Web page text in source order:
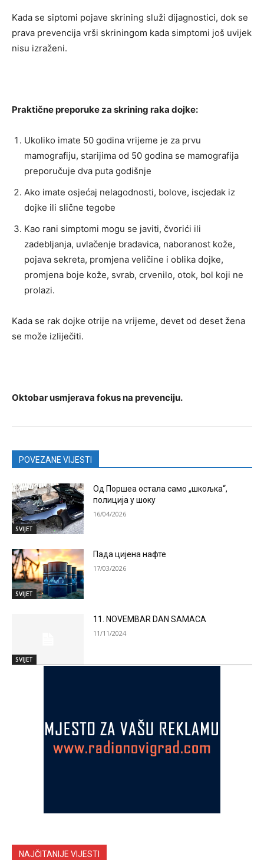
Kada se siptomi pojave skrining služi dijagnostici, dok se
prava prevencija vrši skriningom kada simptomi još uvijek
nisu izraženi.
Praktične preporuke za skrining raka dojke:
Ukoliko imate 50 godina vrijeme je za prvu
mamografiju, starijima od 50 godina se mamografija
preporučuje dva puta godišnje
Ako imate osjećaj nelagodnosti, bolove, iscjedak iz
dojke ili slične tegobe
Kao rani simptomi mogu se javiti, čvorići ili
zadebljanja, uvlačenje bradavica, naboranost kože,
pojava sekreta, promjena veličine i oblika dojke,
promjena boje kože, svrab, crvenilo, otok, bol koji ne
prolazi.
Kada se rak dojke otrije na vrijeme, devet od deset žena
se može izliječiti.
Oktobar usmjerava fokus na prevenciju.
POVEZANE VIJESTI
SVIJET
Од Поршеа остала само „шкољка“,
полиција у шоку
16/04/2026
SVIJET
Пада цијена нафте
17/03/2026
SVIJET
11. NOVEMBAR DAN SAMACA
11/11/2024
NAJČITANIJE VIJESTI